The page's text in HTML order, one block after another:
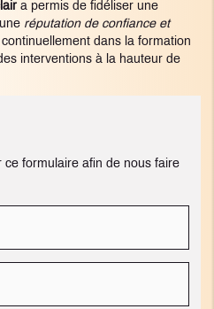
a permis de fidéliser une
réputation de confiance et
dans la formation
interventions à la hauteur de
ce formulaire afin de nous faire